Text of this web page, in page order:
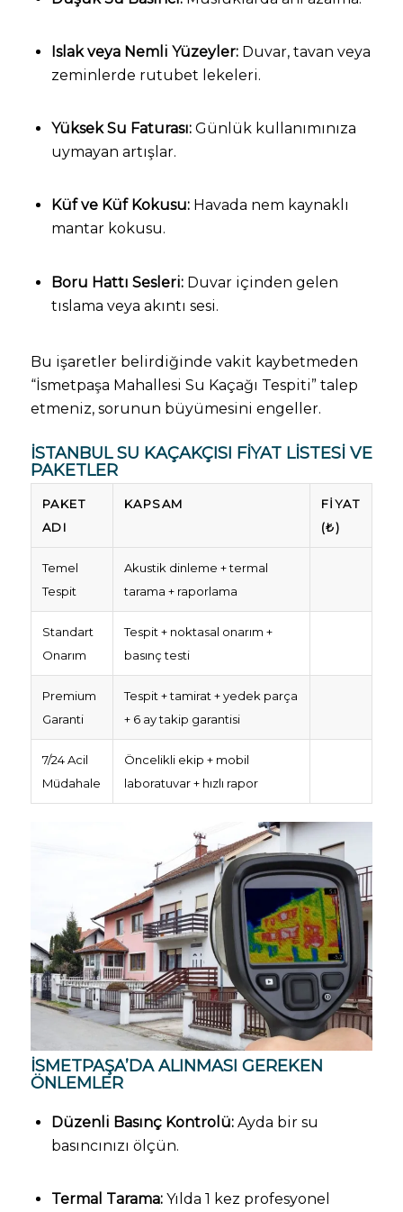
Islak veya Nemli Yüzeyler:Duvar, tavan veya
zeminlerde rutubet lekeleri.
Yüksek Su Faturası:Günlük kullanımınıza
uymayan artışlar.
Küf ve Küf Kokusu:Havada nem kaynaklı
mantar kokusu.
Boru Hattı Sesleri:Duvar içinden gelen
tıslama veya akıntı sesi.
Bu işaretler belirdiğinde vakit kaybetmeden
“İsmetpaşa Mahallesi Su Kaçağı Tespiti” talep
etmeniz, sorunun büyümesini engeller.
İSTANBUL SU KAÇAKÇISI FIYAT LISTESI VE
PAKETLER
PAKET
ADI
KAPSAM
FIYAT
(₺)
Temel
Tespit
Akustik dinleme + termal
tarama + raporlama
Standart
Onarım
Tespit + noktasal onarım +
basınç testi
Premium
Garanti
Tespit + tamirat + yedek parça
+ 6 ay takip garantisi
7/24 Acil
Müdahale
Öncelikli ekip + mobil
laboratuvar + hızlı rapor
İSMETPAŞA’DA ALINMASI GEREKEN
ÖNLEMLER
Düzenli Basınç Kontrolü:Ayda bir su
basıncınızı ölçün.
Termal Tarama:Yılda 1 kez profesyonel